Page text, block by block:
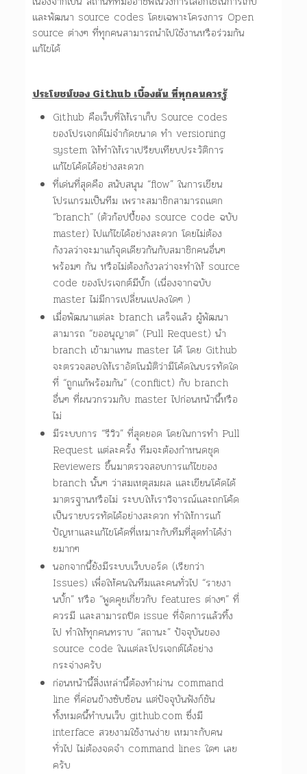
และพัฒนา source codes โดยเฉพาะโครงการ Open
source ต่างๆ ที่ทุกคนสามารถนำไปใช้งานหรือร่วมกัน
แก้ไขได้
ประโยชน์ของ Github เบื้องต้น ที่ทุกคนควรรู้
Github คือเว็บที่ให้เราเก็บ Source codes
ของโปรเจกต์ไม่จำกัดขนาด ทำ versioning
system ให้ทำให้เราเปรียบเทียบประวัติการ
แก้ไขโค้ดได้อย่างสะดวก
ที่เด่นที่สุดคือ สนับสนุน “flow” ในการเขียน
โปรแกรมเป็นทีม เพราะสมาชิกสามารถแตก
“branch” (ตัวก้อปปี้ของ source code ฉบับ
master) ไปแก้ไขได้อย่างสะดวก โดยไม่ต้อง
กังวลว่าจะมาแก้จุดเดียวกันกับสมาชิกคนอื่นๆ
พร้อมๆ กัน หรือไม่ต้องกังวลว่าจะทำให้ source
code ของโปรเจกต์มีบั้ก (เนื่องจากฉบับ
master ไม่มีการเปลี่ยนแปลงใดๆ )
เมื่อพัฒนาแต่ละ branch เสร็จแล้ว ผู้พัฒนา
สามารถ “ขออนุญาต” (Pull Request) นำ
branch เข้ามาแทน master ได้ โดย Github
จะตรวจสอบให้เราอัตโนมัติว่ามีโค้ดในบรรทัดใด
ที่ “ถูกแก้พร้อมกัน” (conflict) กับ branch
อื่นๆ ที่ผนวกรวมกับ master ไปก่อนหน้านี้หรือ
ไม่
มีระบบการ “รีวิว” ที่สุดยอด โดยในการทำ Pull
Request แต่ละครั้ง ทีมจะต้องกำหนดชุด
Reviewers ขึ้นมาตรวจสอบการแก้ไขของ
branch นั้นๆ ว่าสมเหตุสมผล และเขียนโค้ดได้
มาตรฐานหรือไม่ ระบบให้เราวิจารณ์และถกโค้ด
เป็นรายบรรทัดได้อย่างสะดวก ทำให้การแก้
ปัญหาและแก้ไขโค้ดที่เหมาะกับทีมที่สุดทำได้ง่า
ยมากๆ
นอกจากนี้ยังมีระบบเว็บบอร์ด (เรียกว่า
Issues) เพื่อให้คนในทีมและคนทั่วไป “รายงา
นบั้ก” หรือ “พูดคุยเกี่ยวกับ features ต่างๆ” ที่
ควรมี และสามารถปิด issue ที่จัดการแล้วทิ้ง
ไป ทำให้ทุกคนทราบ “สถานะ” ปัจจุบันของ
source code ในแต่ละโปรเจกต์ได้อย่าง
กระจ่างครับ
ก่อนหน้านี้สิ่งเหล่านี้ต้องทำผ่าน command
line ที่ค่อนข้างซับซ้อน แต่ปัจจุบันฟังก์ชัน
ทั้งหมดนี้ทำบนเว็บ github.com ซึ่งมี
interface สวยงามใช้งานง่าย เหมาะกับคน
ทั่วไป ไม่ต้องจดจำ command lines ใดๆ เลย
ครับ